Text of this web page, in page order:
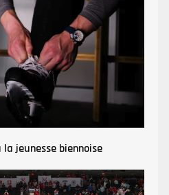
jeunesse biennoise